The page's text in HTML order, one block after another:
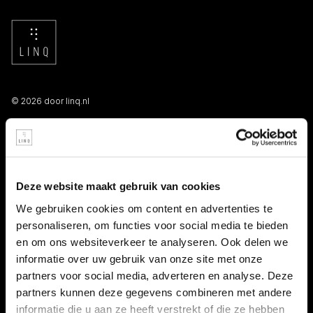
Deze website maakt gebruik van cookies
We gebruiken cookies om content en advertenties te
personaliseren, om functies voor social media te bieden
en om ons websiteverkeer te analyseren. Ook delen we
informatie over uw gebruik van onze site met onze
partners voor social media, adverteren en analyse. Deze
partners kunnen deze gegevens combineren met andere
informatie die u aan ze heeft verstrekt of die ze hebben
© 2026 door linq.nl
LINKS
Persooneelsgids uitzendkrachten
Antidiscriminatiebeleid
Klacht indienen